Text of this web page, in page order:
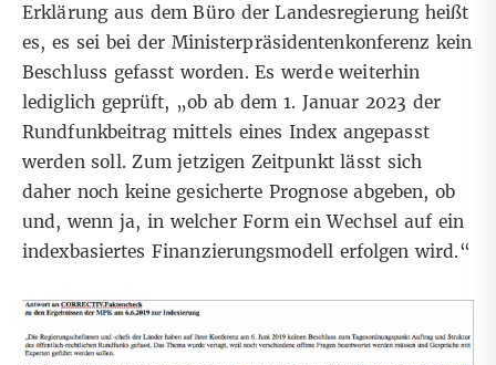
Erklärung aus dem Büro der Landesregierung heißt
es, es sei bei der Ministerpräsidentenkonferenz kein
Beschluss gefasst worden. Es werde weiterhin
lediglich geprüft, „ob ab dem 1. Januar 2023 der
Rundfunkbeitrag mittels eines Index angepasst
werden soll. Zum jetzigen Zeitpunkt lässt sich
daher noch keine gesicherte Prognose abgeben, ob
und, wenn ja, in welcher Form ein Wechsel auf ein
indexbasiertes Finanzierungsmodell erfolgen wird.“